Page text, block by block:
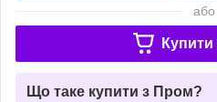
або
Купити
Що таке купити з Пром?